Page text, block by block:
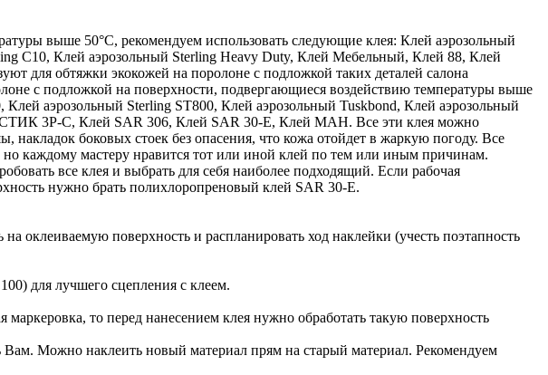
выше 50°С, рекомендуем использовать следующие клея: Клей аэрозольный
C10, Клей аэрозольный Sterling Heavy Duty, Клей Мебельный, Клей 88, Клей
для обтяжки экокожей на поролоне с подложкой таких деталей салона
с подложкой на поверхности, подвергающиеся воздействию температуры выше
аэрозольный Sterling ST800, Клей аэрозольный Tuskbond, Клей аэрозольный
3P-C, Клей SAR 306, Клей SAR 30-E, Клей MAH. Все эти клея можно
боковых стоек без опасения, что кожа отойдет в жаркую погоду. Все
каждому мастеру нравится тот или иной клей по тем или иным причинам.
все клея и выбрать для себя наиболее подходящий. Если рабочая
нужно брать полихлоропреновый клей SAR 30-E.
оклеиваемую поверхность и распланировать ход наклейки (учесть поэтапность
для лучшего сцепления с клеем.
маркеровка, то перед нанесением клея нужно обработать такую поверхность
Вам. Можно наклеить новый материал прям на старый материал. Рекомендуем